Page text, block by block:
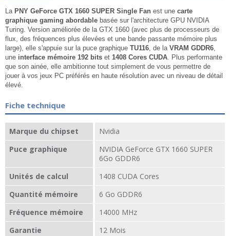
La PNY GeForce GTX 1660 SUPER Single Fan est une carte
graphique gaming abordable basée sur l'architecture GPU NVIDIA
Turing. Version améliorée de la GTX 1660 (avec plus de processeurs de
flux, des fréquences plus élevées et une bande passante mémoire plus
large), elle s'appuie sur la puce graphique TU116, de la VRAM GDDR6,
une interface mémoire 192 bits et 1408 Cores CUDA. Plus performante
que son ainée, elle ambitionne tout simplement de vous permettre de
jouer à vos jeux PC préférés en haute résolution avec un niveau de détail
élevé.
Fiche technique
Marque du chipset
Nvidia
Puce graphique
NVIDIA GeForce GTX 1660 SUPER
6Go GDDR6
Unités de calcul
1408 CUDA Cores
Quantité mémoire
6 Go GDDR6
Fréquence mémoire
14000 MHz
Garantie
12 Mois